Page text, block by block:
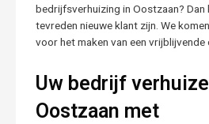
bedrijfsverhuizing in Oostzaan? Dan
tevreden nieuwe klant zijn. We
voor het maken van een
Uw bedrijf
Oostzaan met